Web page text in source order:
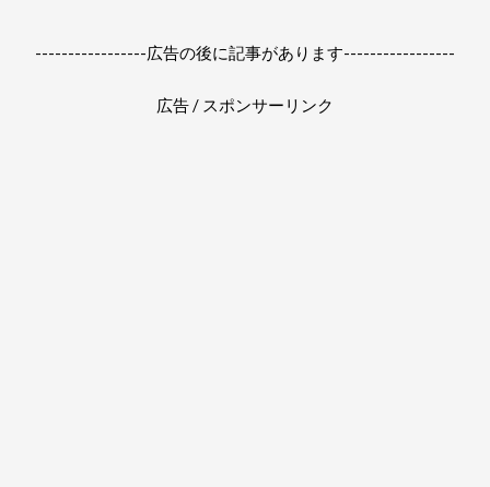
-----------------広告の後に記事があります-----------------
広告 / スポンサーリンク